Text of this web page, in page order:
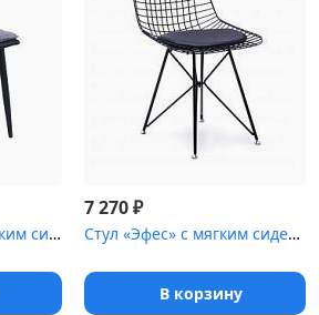
Стул «Юлмуст» с мягким сиденьем [(окрашенный каркас)]
7 270₽
Стул «Эфес» с мягким сиденьем [(стальной каркас)]
В корзину